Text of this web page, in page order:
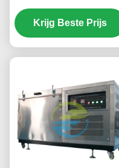
beschadiging van
elektrische kabels voor
geleiderintegriteit &
Krijg Beste Prijs